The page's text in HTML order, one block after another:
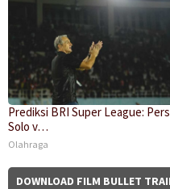
Prediksi BRI Super League:
Solo v…
Olahraga
DOWNLOAD FILM BULLET